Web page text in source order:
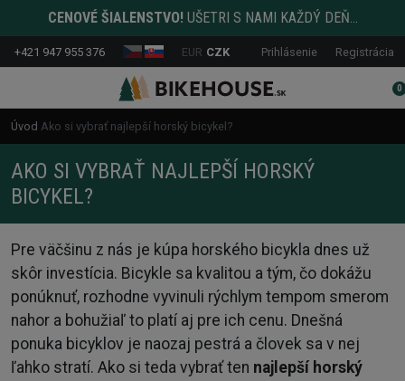
CENOVÉ ŠIALENSTVO! UŠETRI S NAMI KAŽDÝ DEŇ...
+421 947 955 376 EUR CZK Prihlásenie Registrácia
0
Úvod Ako si vybrať najlepší horský bicykel?
AKO SI VYBRAŤ NAJLEPŠÍ HORSKÝ
BICYKEL?
Pre väčšinu z nás je kúpa horského bicykla dnes už
skôr investícia. Bicykle sa kvalitou a tým, čo dokážu
ponúknuť, rozhodne vyvinuli rýchlym tempom smerom
nahor a bohužiaľ to platí aj pre ich cenu. Dnešná
ponuka bicyklov je naozaj pestrá a človek sa v nej
ľahko stratí. Ako si teda vybrať ten najlepší horský